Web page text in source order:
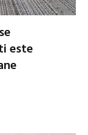
este